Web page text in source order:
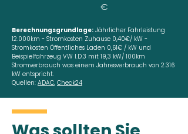
€
Berechnungsgrundlage: Jährlicher Fahrleistung
12.000km - Stromkosten Zuhause 0,40€/ kW -
Stromkosten Öffentliches Laden 0,61€ / kW und
Beispielfahrzeug VW I.D.3 mit 19,3 kW/ 100km
Stromverbrauch was einem Jahresverbrauch von 2.316
kW entspricht.
Quellen: ADAC, Check24